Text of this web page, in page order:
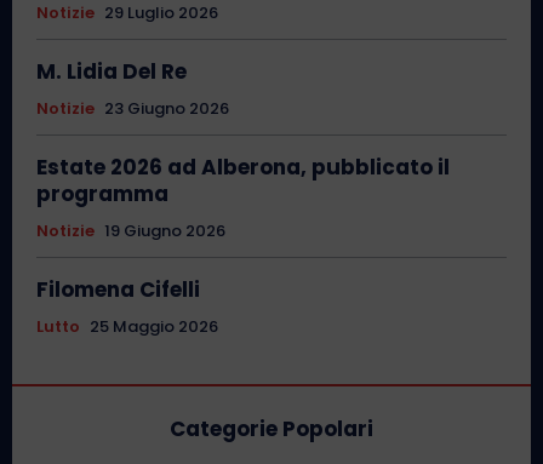
Notizie 29 Luglio 2026
M. Lidia Del Re
Notizie 23 Giugno 2026
Estate 2026 ad Alberona, pubblicato il
programma
Notizie 19 Giugno 2026
Filomena Cifelli
Lutto 25 Maggio 2026
Categorie Popolari